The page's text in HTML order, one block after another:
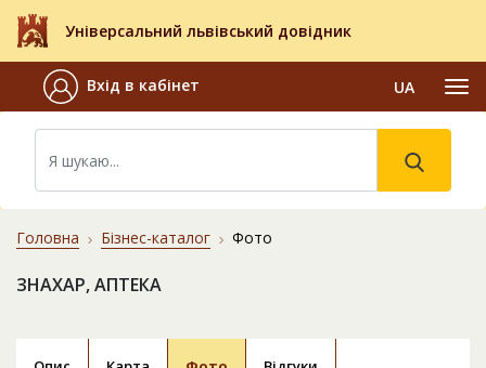
Універсальний львівський довідник
Вхід в кабінет UA
Головна Бізнес-каталог Фото
ЗНАХАР, АПТЕКА